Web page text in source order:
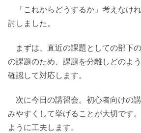
「これからどうするか」考えなけ
討しました。
まずは、直近の課題としての部下
の課題のため、課題を分離しどのよ
確認して対応します。
次に今日の講習会。初心者向けの
みやすくして挙げることが大切です
ように工夫します。